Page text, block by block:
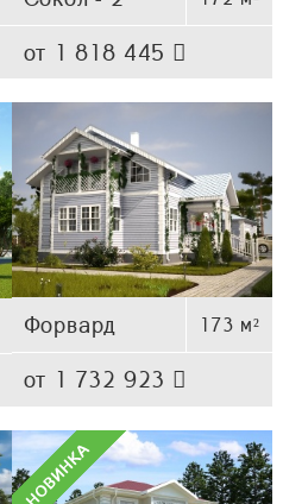
от 1 818 445
Форвард 173 м²
от 1 732 923